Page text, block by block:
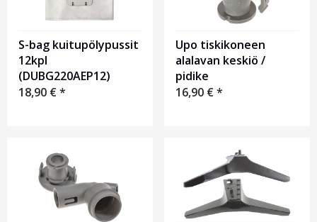
S-bag kuitupölypussit
12kpl
(DUBG220AEP12)
18,90 €*
Upo tiskikoneen
alalavan keskiö /
pidike
16,90 €*